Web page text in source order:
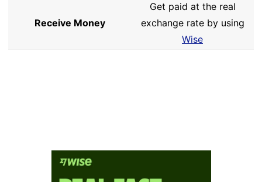
Receive Money
Get paid at the real
exchange rate by using
Wise